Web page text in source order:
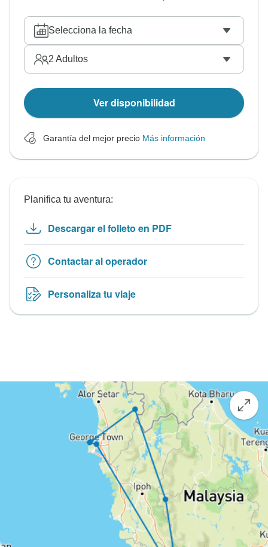
Selecciona la fecha
2 Adultos
Ver disponibilidad
Garantía del mejor precio Más información
Planifica tu aventura:
Descargar el folleto en PDF
Contactar al operador
Personaliza tu viaje